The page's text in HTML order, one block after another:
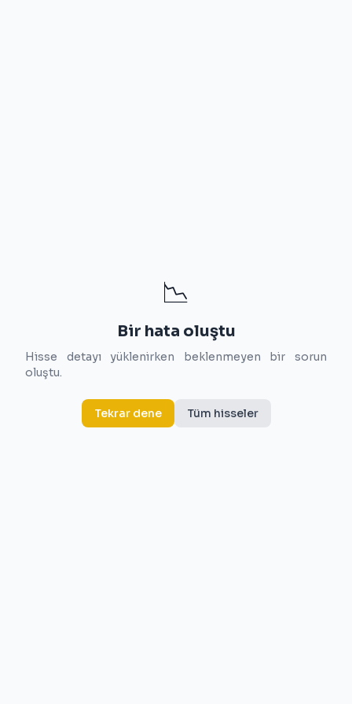
📉
Bir hata oluştu
Hisse detayı yüklenirken beklenmeyen bir sorun
oluştu.
Tekrar dene Tüm hisseler